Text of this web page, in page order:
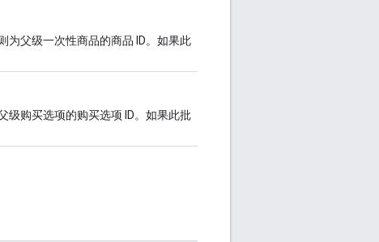
为父级一次性商品的商品 ID。如果此
级购买选项的购买选项 ID。如果此批